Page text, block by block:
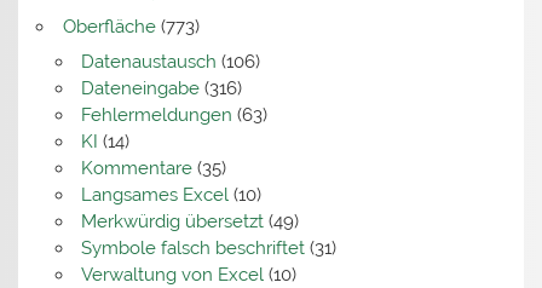
Oberfläche(773)
Datenaustausch (106)
Dateneingabe(316)
Fehlermeldungen (63)
KI (14)
Kommentare(35)
Langsames Excel(10)
Merkwürdig übersetzt(49)
Symbole falsch beschriftet(31)
Verwaltung von Excel(10)